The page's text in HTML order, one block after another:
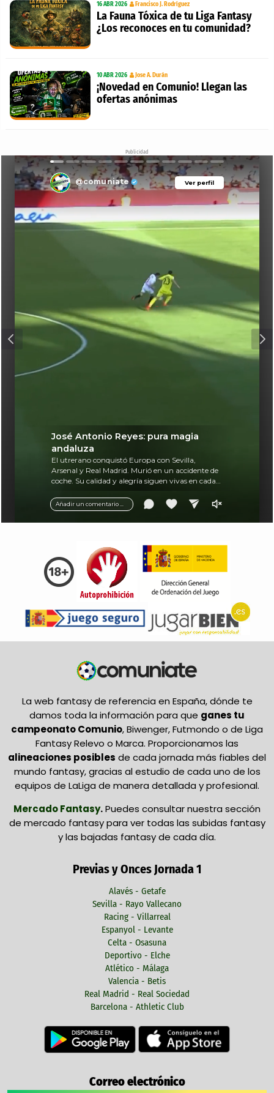
16 ABR 2026 Francisco J. Rodríguez
La Fauna Tóxica de tu Liga Fantasy
¿Los reconoces en tu comunidad?
10 ABR 2026 Jose A. Durán
¡Novedad en Comunio! Llegan las
ofertas anónimas
Publicidad
Ver perfil
@comuniate Ver perfil
Añadir un comentario ...
José Antonio Reyes: pura magia
andaluza
El utrerano conquistó Europa con Sevilla,
Arsenal y Real Madrid. Murió en un accidente de
coche. Su calidad y alegría siguen vivas en cada
La web fantasy de referencia en España, dónde te
damos toda la información para que ganes tu
campeonato Comunio, Biwenger, Futmondo o de Liga
Fantasy Relevo o Marca. Proporcionamos las
alineaciones posibles de cada jornada más fiables del
mundo fantasy, gracias al estudio de cada uno de los
equipos de LaLiga de manera detallada y profesional.
Mercado Fantasy.Puedes consultar nuestra sección
de mercado fantasy para ver todas las subidas fantasy
y las bajadas fantasy de cada día.
Previas y Onces Jornada 1
Alavés - Getafe
Sevilla - Rayo Vallecano
Racing - Villarreal
Espanyol - Levante
Celta - Osasuna
Deportivo - Elche
Atlético - Málaga
Valencia - Betis
Real Madrid - Real Sociedad
Barcelona - Athletic Club
Correo electrónico